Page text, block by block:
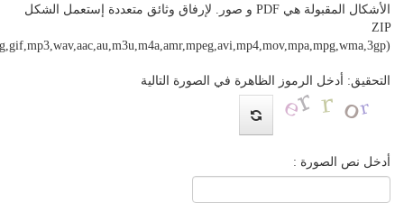
الأشكال المقبولة هي PDF و صور. لإرفاق وثائق متعددة إستعمل الشكل
ZIP
التحقيق: أدخل الرموز الظاهرة في الصورة التالية
أدخل نص الصورة :